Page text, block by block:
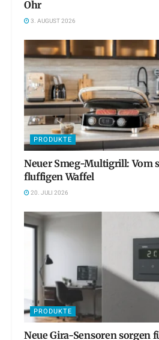
Ohr
3. AUGUST 2026
PRODUKTE
Neuer Smeg-Multigrill: Vom
fluffigen Waffel
20. JULI 2026
PRODUKTE
Neue Gira-Sensoren sorgen